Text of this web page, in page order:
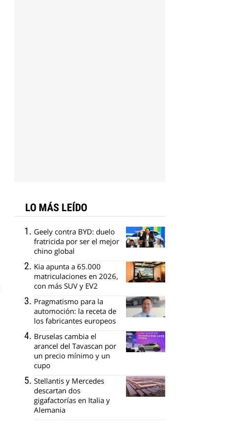
LO MÁS LEÍDO
Geely contra BYD: duelo
fratricida por ser el mejor
chino global
Kia apunta a 65.000
matriculaciones en 2026,
con más SUV y EV2
Pragmatismo para la
automoción: la receta de
los fabricantes europeos
Bruselas cambia el
arancel del Tavascan por
un precio mínimo y un
cupo
Stellantis y Mercedes
descartan dos
gigafactorías en Italia y
Alemania